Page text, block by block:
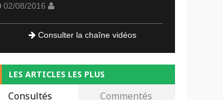
02/08/2016
Consulter la chaîne vidéos
LES ARTICLES LES PLUS
Consultés Commentés